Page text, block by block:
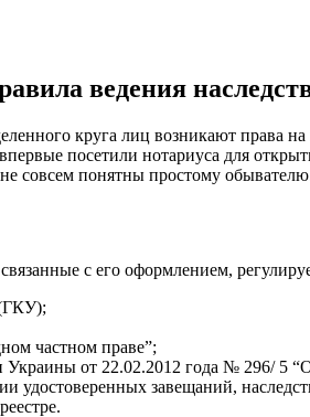
ведения
круга лиц возникают права
посетили нотариуса для
совсем понятны простому
с его оформлением,
частном праве”;
от 22.02.2012 года № 296/ 5
удостоверенных завещаний,